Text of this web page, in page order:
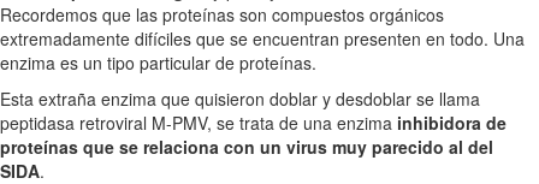
Recordemos que las proteínas son compuestos orgánicos
extremadamente difíciles que se encuentran presenten en todo. Una
enzima es un tipo particular de proteínas.
Esta extraña enzima que quisieron doblar y desdoblar se llama
peptidasa retroviral M-PMV, se trata de una enzima inhibidora de
proteínas que se relaciona con un virus muy parecido al del
SIDA.